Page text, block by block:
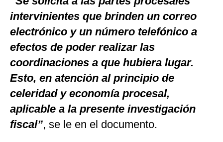
intervinientes que brinden un correo
electrónico y un número telefónico a
efectos de poder realizar las
coordinaciones a que hubiera lugar.
Esto, en atención al principio de
celeridad y economía procesal,
aplicable a la presente investigación
fiscal”, se le en el documento.